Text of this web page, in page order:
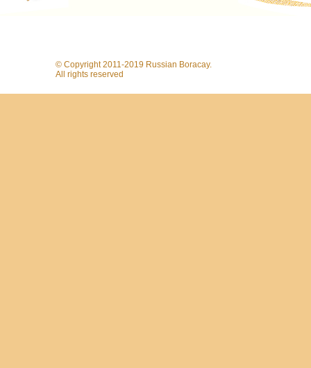
© Copyright 2011-2019 Russian Boracay.
All rights reserved